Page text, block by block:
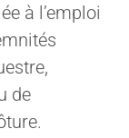
à l’emploi
de